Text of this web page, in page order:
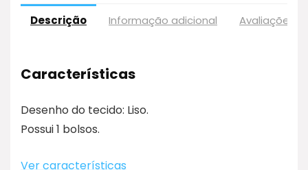
Descrição Informação adicional Avaliações
Características
Desenho do tecido: Liso.
Possui 1 bolsos.
Ver características